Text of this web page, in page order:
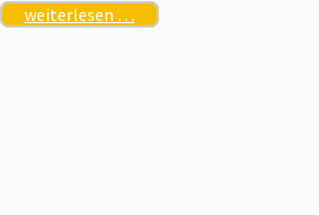
weiterlesen …